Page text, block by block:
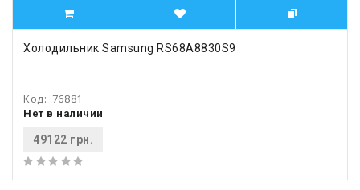
Холодильник Samsung RS68A8830S9
Код: 76881
Нет в наличии
49122 грн.